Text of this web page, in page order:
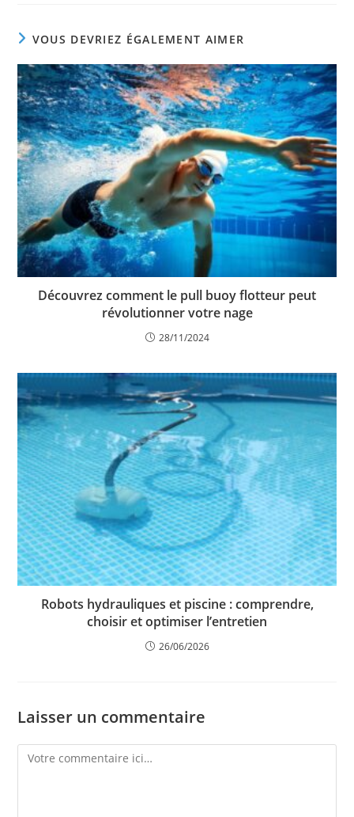
VOUS DEVRIEZ ÉGALEMENT AIMER
Découvrez comment le pull buoy flotteur peut
révolutionner votre nage
28/11/2024
Robots hydrauliques et piscine : comprendre,
choisir et optimiser l’entretien
26/06/2026
Laisser un commentaire
Comment